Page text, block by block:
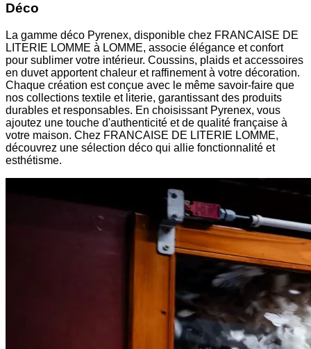
Déco
La gamme déco Pyrenex, disponible chez FRANCAISE DE
LITERIE LOMME à LOMME, associe élégance et confort
pour sublimer votre intérieur. Coussins, plaids et accessoires
en duvet apportent chaleur et raffinement à votre décoration.
Chaque création est conçue avec le même savoir-faire que
nos collections textile et literie, garantissant des produits
durables et responsables. En choisissant Pyrenex, vous
ajoutez une touche d'authenticité et de qualité française à
votre maison. Chez FRANCAISE DE LITERIE LOMME,
découvrez une sélection déco qui allie fonctionnalité et
esthétisme.